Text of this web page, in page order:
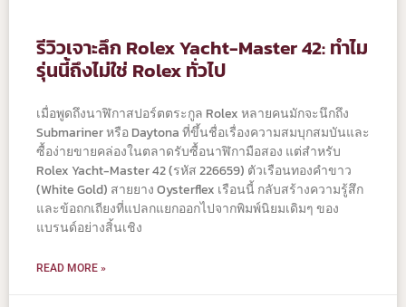
รีวิวเจาะลึก Rolex Yacht-Master 42: ทำไม
รุ่นนี้ถึงไม่ใช่ Rolex ทั่วไป
เมื่อพูดถึงนาฬิกาสปอร์ตตระกูล Rolex หลายคนมักจะนึกถึง
Submariner หรือ Daytona ที่ขึ้นชื่อเรื่องความสมบุกสมบันและ
ซื้อง่ายขายคล่องในตลาดรับซื้อนาฬิกามือสอง แต่สำหรับ
Rolex Yacht-Master 42 (รหัส 226659) ตัวเรือนทองคำขาว
(White Gold) สายยาง Oysterflex เรือนนี้ กลับสร้างความรู้สึก
และข้อถกเถียงที่แปลกแยกออกไปจากพิมพ์นิยมเดิมๆ ของ
แบรนด์อย่างสิ้นเชิง
READ MORE »